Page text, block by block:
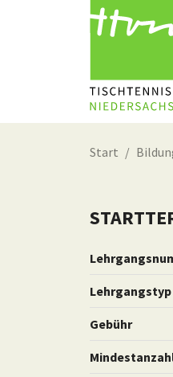
Start
Lehrgangstyp
Gebühr